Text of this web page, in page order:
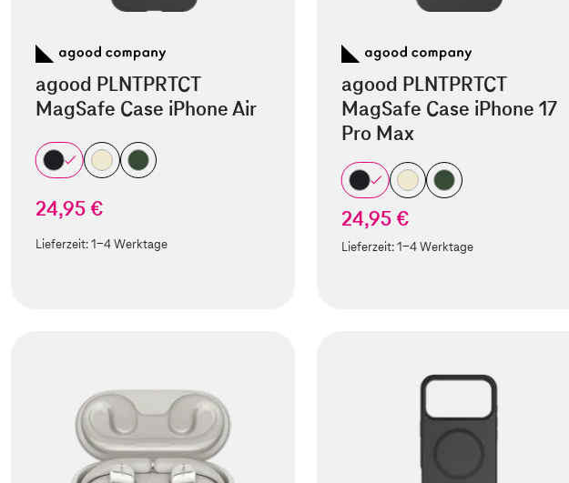
agood PLNTPRTCT
MagSafe Case iPhone Air
24,95 €
Lieferzeit:1-4 Werktage
agood PLNTPRTCT
MagSafe Case iPhone 17
Pro Max
24,95 €
Lieferzeit:1-4 Werktage